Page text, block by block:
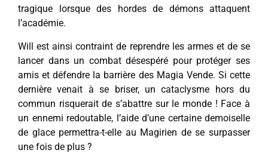
tragique lorsque des hordes de démons attaquent
l’académie.
Will est ainsi contraint de reprendre les armes et de se
lancer dans un combat désespéré pour protéger ses
amis et défendre la barrière des Magia Vende. Si cette
dernière venait à se briser, un cataclysme hors du
commun risquerait de s’abattre sur le monde ! Face à
un ennemi redoutable, l’aide d’une certaine demoiselle
de glace permettra-t-elle au Magirien de se surpasser
une fois de plus ?